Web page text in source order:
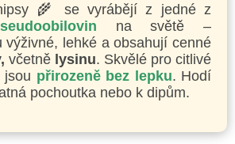
🌾 se vyrábějí z jedné z
na světě –
výživné, lehké a obsahují cenné
včetně lysinu. Skvělé pro citlivé
jsou přirozeně bez lepku. Hodí
pochoutka nebo k dipům.